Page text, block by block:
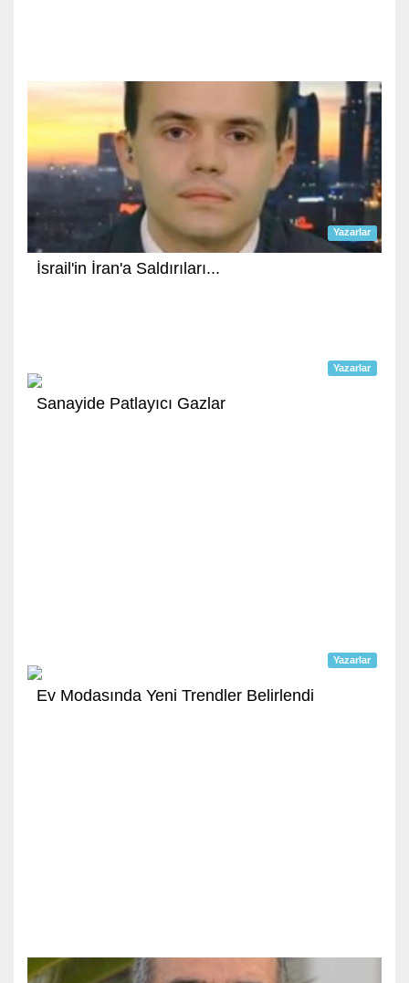
Yazarlar
İsrail'in İran'a Saldırıları...
Yazarlar
Sanayide Patlayıcı Gazlar
Yazarlar
Ev Modasında Yeni Trendler Belirlendi